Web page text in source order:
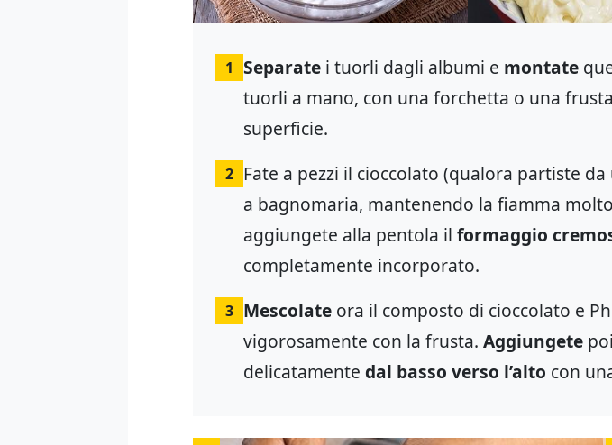
1 Separate i tuorli dagli albumi e montate
tuorli a mano, con una forchetta o una
superficie.
2 Fate a pezzi il cioccolato (qualora partiste
a bagnomaria, mantenendo la fiamma
aggiungete alla pentola il formaggio
completamente incorporato.
3 Mescolate ora il composto di cioccolato e
vigorosamente con la frusta. Aggiungete
delicatamente dal basso verso l’alto con